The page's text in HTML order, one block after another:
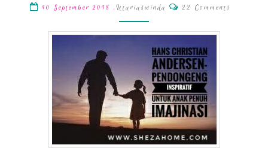
untuk
Anak
Penuh
Imajinasi
10 September 2018 ,Utariaswinda Comments
22 Comments